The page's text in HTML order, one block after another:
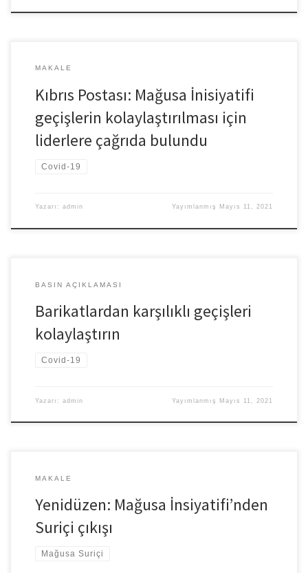
MAKALE
Kıbrıs Postası: Mağusa İnisiyatifi
geçişlerin kolaylaştırılması için
liderlere çağrıda bulundu
Covid-19
Yazarı: admin Yayımlanmış Mayıs 11, 2021
BASIN AÇIKLAMASI
Barikatlardan karşılıklı geçişleri
kolaylaştırın
Covid-19
Yazarı: admin Yayımlanmış Mayıs 11, 2021
MAKALE
Yenidüzen: Mağusa İnsiyatifi’nden
Suriçi çıkışı
Mağusa Suriçi